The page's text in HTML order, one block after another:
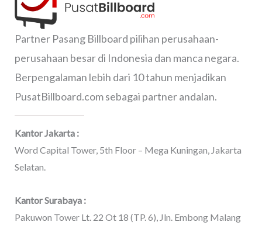
Partner Pasang Billboard pilihan perusahaan-
perusahaan besar di Indonesia dan manca negara.
Berpengalaman lebih dari 10 tahun menjadikan
PusatBillboard.com sebagai partner andalan.
Kantor Jakarta :
Word Capital Tower, 5th Floor – Mega Kuningan, Jakarta
Selatan.
Kantor Surabaya :
Pakuwon Tower Lt. 22 Ot 18 (TP. 6), Jln. Embong Malang